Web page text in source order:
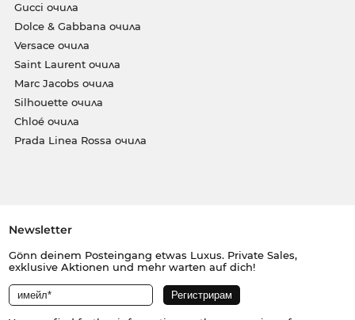
Gucci очила
Dolce & Gabbana очила
Versace очила
Saint Laurent очила
Marc Jacobs очила
Silhouette очила
Chloé очила
Prada Linea Rossa очила
Newsletter
Gönn deinem Posteingang etwas Luxus. Private Sales,
exklusive Aktionen und mehr warten auf dich!